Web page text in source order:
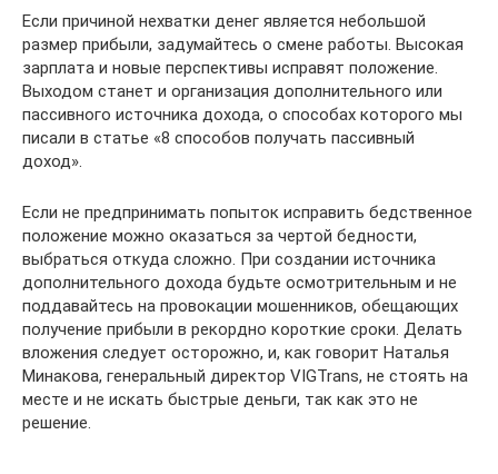
Если причиной нехватки денег является небольшой
размер прибыли, задумайтесь о смене работы. Высокая
зарплата и новые перспективы исправят положение.
Выходом станет и организация дополнительного или
пассивного источника дохода, о способах которого мы
писали в статье «8 способов получать пассивный
доход».
Если не предпринимать попыток исправить бедственное
положение можно оказаться за чертой бедности,
выбраться откуда сложно. При создании источника
дополнительного дохода будьте осмотрительным и не
поддавайтесь на провокации мошенников, обещающих
получение прибыли в рекордно короткие сроки. Делать
вложения следует осторожно, и, как говорит Наталья
Минакова, генеральный директор VIGTrans, не стоять на
месте и не искать быстрые деньги, так как это не
решение.